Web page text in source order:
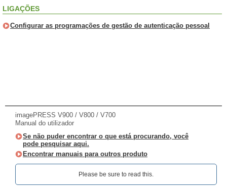
LIGAÇÕES
Configurar as programações de gestão de autenticação pessoal
imagePRESS V900 / V800 / V700
Manual do utilizador
Se não puder encontrar o que está procurando, você
pode pesquisar aqui.
Encontrar manuais para outros produto
Please be sure to read this.‎